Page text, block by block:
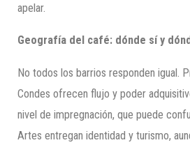
apelar.
Geografía del café: dónde sí y
No todos los barrios responden igual.
Condes ofrecen flujo y poder
nivel de impregnación, que puede
Artes entregan identidad y turismo,